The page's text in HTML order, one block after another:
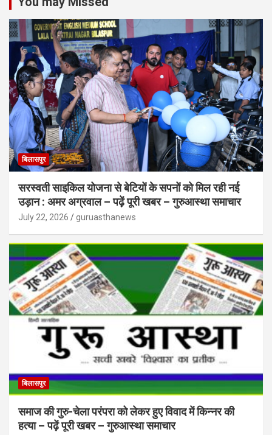
बिलासपुर
सरस्वती साइकिल योजना से बेटियों के सपनों को मिल रही नई
उड़ान : अमर अग्रवाल – पढ़ें पूरी खबर – गुरुआस्था समाचार
July 22, 2026 guruasthanews
बिलासपुर
समाज की गुरु-चेला परंपरा को लेकर हुए विवाद में किन्नर की
हत्या – पढ़ें पूरी खबर – गुरुआस्था समाचार